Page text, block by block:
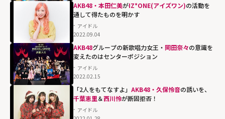
AKB48・本田仁美がIZ*ONE(アイズワン)の活動を
通して得たものを明かす
アイドル
2022.09.04
AKB48グループの新歌唱力女王・ 岡田奈々の意識を
変えたのはセンターポジション
アイドル
2022.02.15
「2人をもてなすよ」 AKB48・久保怜音の誘いを、
千葉恵里＆西川怜が断固拒否！
アイドル